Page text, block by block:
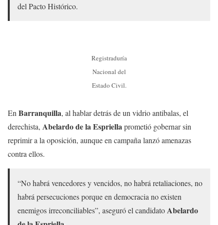
del Pacto Histórico.
Registraduría
Nacional del
Estado Civil.
EnBarranquilla, al hablar detrás de un vidrio antibalas, el
derechista, Abelardo de la Espriellaprometió gobernar sin
reprimir a la oposición, aunque en campaña lanzó amenazas
contra ellos.
“No habrá vencedores y vencidos, no habrá retaliaciones, no
habrá persecuciones porque en democracia no existen
enemigos irreconciliables”, aseguró el candidatoAbelardo